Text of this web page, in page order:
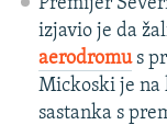
izjavio je da
aerodromus
Mickoski je na
sastanka s